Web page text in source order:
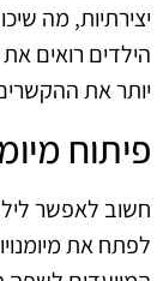
יצירתיות, מה
הילדים רואים
יותר את
פיתוח
חשוב לאפשר
לפתח את